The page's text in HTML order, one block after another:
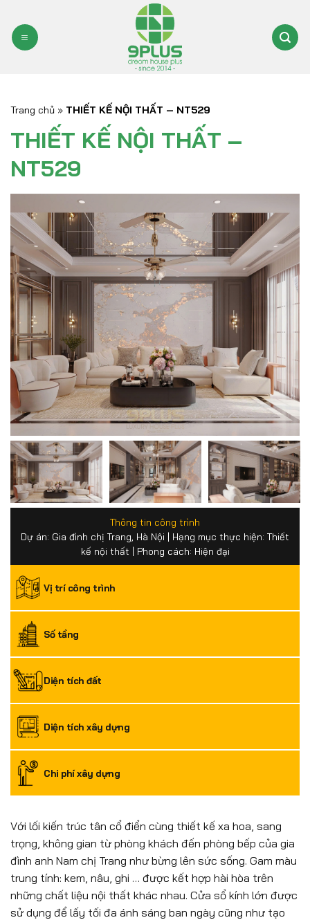
qua
nội
Trang chủ » THIẾT KẾ NỘI THẤT – NT529
THIẾT KẾ NỘI THẤT –
NT529
Thông tin công trình
Dự án: Gia đình chị Trang, Hà Nội | Hạng mục thực hiện: Thiết
kế nội thất | Phong cách: Hiện đại
Vị trí công trình
Số tầng
Diện tích đất
Diện tích xây dựng
Chi phí xây dựng
Với lối kiến trúc tân cổ điển cùng thiết kế xa hoa, sang
trọng, không gian từ phòng khách đến phòng bếp của gia
đình anh Nam chị Trang như bừng lên sức sống. Gam màu
trung tính: kem, nâu, ghi … được kết hợp hài hòa trên
những chất liệu nội thất khác nhau. Cửa sổ kính lớn được
sử dụng để lấy tối đa ánh sáng ban ngày cũng như tạo